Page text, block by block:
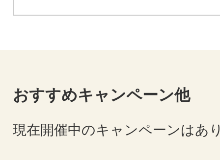
おすすめキャンペーン他
現在開催中のキャンペーンはあ